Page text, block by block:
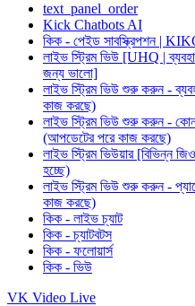
text_panel_order
Kick Chatbots AI
কিক - পেইড সাবস্ক্রিপশন |
লাইভ স্ট্রিম ভিউ [UHQ |
জন্য ভালো]
লাইভ স্ট্রিম ভিউ শুরু করুন -
কাজ করছে)
লাইভ স্ট্রিম ভিউ শুরু করুন -
(আপডেটের পরে কাজ করছে)
লাইভ স্ট্রিম ভিউয়ার [বিভিন্ন
হচ্ছে)
লাইভ স্ট্রিম ভিউ শুরু করুন -
কাজ করছে)
কিক - লাইভ চ্যাট
কিক - চ্যাটবটস
কিক - ফলোয়ার্স
কিক - ভিউ
VK Video Live